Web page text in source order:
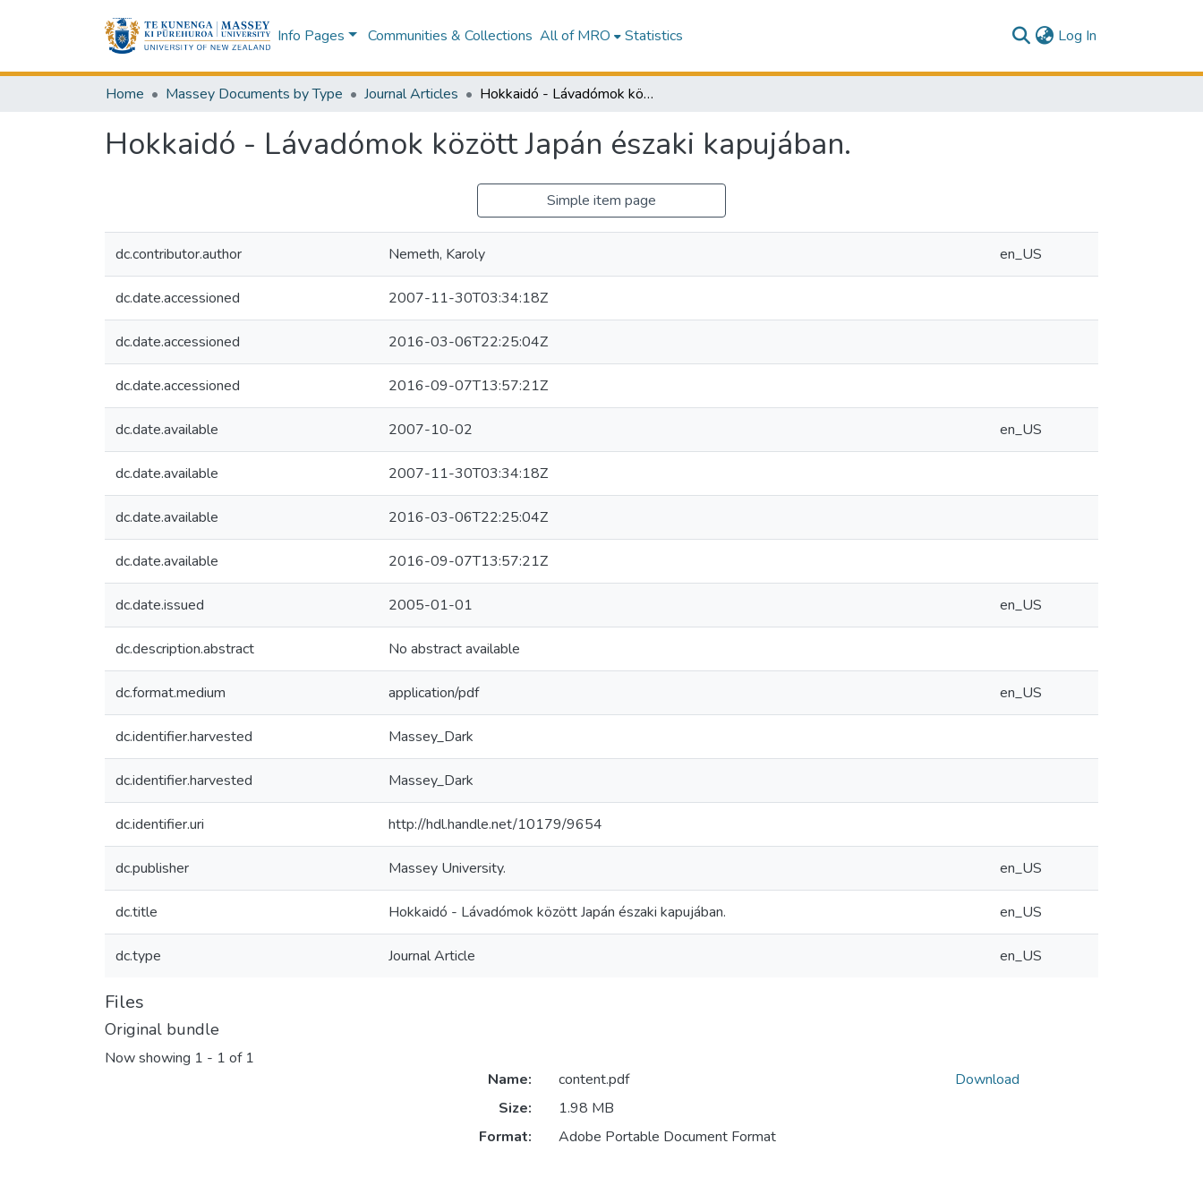
Info Pages Communities & Collections All of MRO Statistics Log In
Home Massey Documents by Type Journal Articles Hokkaidó - Lávadómok között Japán északi kapujában.
Hokkaidó - Lávadómok között Japán északi kapujában.
Simple item page
dc.contributor.author Nemeth, Karoly en_US
dc.date.accessioned 2007-11-30T03:34:18Z
dc.date.accessioned 2016-03-06T22:25:04Z
dc.date.accessioned 2016-09-07T13:57:21Z
dc.date.available 2007-10-02 en_US
dc.date.available 2007-11-30T03:34:18Z
dc.date.available 2016-03-06T22:25:04Z
dc.date.available 2016-09-07T13:57:21Z
dc.date.issued 2005-01-01 en_US
dc.description.abstract No abstract available
dc.format.medium application/pdf en_US
dc.identifier.harvested Massey_Dark
dc.identifier.harvested Massey_Dark
dc.identifier.uri http://hdl.handle.net/10179/9654
dc.publisher Massey University. en_US
dc.title Hokkaidó - Lávadómok között Japán északi kapujában. en_US
dc.type Journal Article en_US
Files
Original bundle
Now showing 1 - 1 of 1
Name:
content.pdf
Size:
1.98 MB
Format:
Adobe Portable Document Format
Download